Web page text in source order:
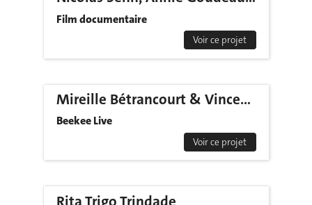
Film documentaire
Voir ce projet
Mireille Bétrancourt & Vincent Widmer
Beekee Live
Voir ce projet